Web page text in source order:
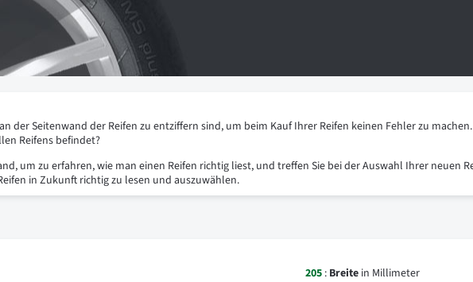
der Seitenwand der Reifen zu entziffern sind, um beim Kauf Ihrer Reifen keinen Fehler zu
Reifens befindet?
um zu erfahren, wie man einen Reifen richtig liest, und treffen Sie bei der Auswahl Ihrer neuen
in Zukunft richtig zu lesen und auszuwählen.
205 : Breite in Millimeter